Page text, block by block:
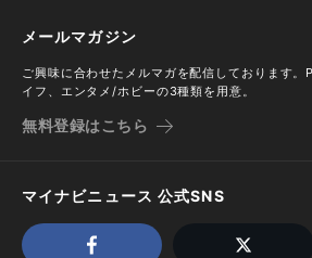
メールマガジン
ご興味に合わせたメルマガを配信しております。
イフ、エンタメ/ホビーの3種類を用意。
無料登録はこちら
マイナビニュース 公式SNS